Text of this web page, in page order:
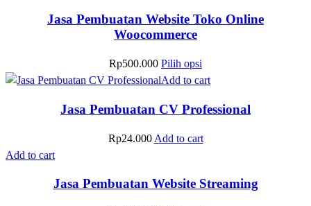
Jasa Pembuatan Website Toko Online
Woocommerce
Rp500.000 Pilih opsi
Add to cart
Jasa Pembuatan CV Professional
Rp24.000 Add to cart
Add to cart
Jasa Pembuatan Website Streaming